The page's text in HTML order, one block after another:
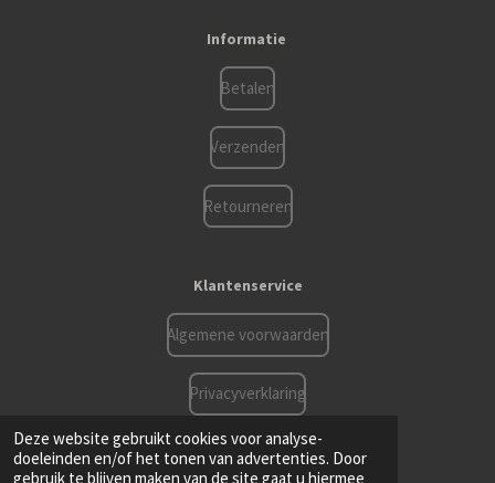
Deze website gebruikt cookies voor analyse-
doeleinden en/of het tonen van advertenties. Door
gebruik te blijven maken van de site gaat u hiermee
b
a
g
r
a
m
Informatie
Betalen
Verzenden
Retourneren
Klantenservice
Algemene voorwaarden
Privacyverklaring
Powered by JouwWeb